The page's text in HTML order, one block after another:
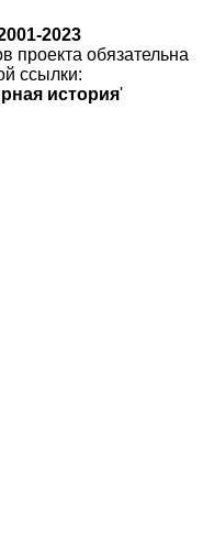
2023
проекта обязательна
ссылки:
история'